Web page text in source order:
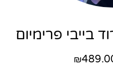
בייבי פרימיום
₪